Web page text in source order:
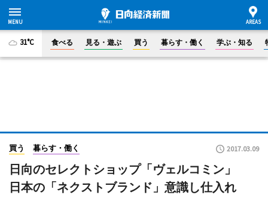
31°C 食べる 見る・遊ぶ 買う 暮らす・働く 学ぶ・知る
買う 暮らす・働く 2017.03.09
日向のセレクトショップ「ヴェルコミン」
日本の「ネクストブランド」意識し仕入れ